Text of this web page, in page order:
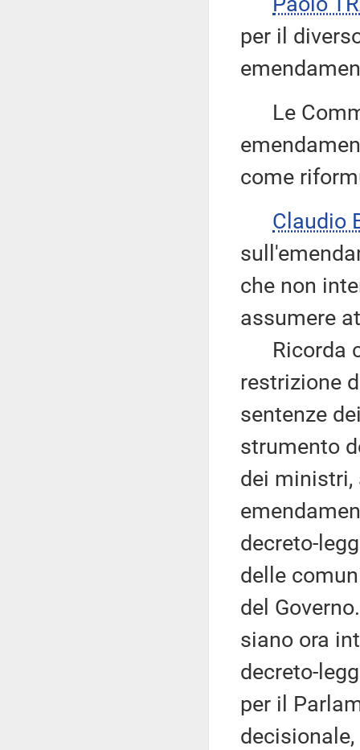
per il
Le
come
Claudio
che non
assumere
Ricorda
restrizione
sentenze
strumento
dei ministri,
decreto-
delle
del
siano ora
decreto-
per il